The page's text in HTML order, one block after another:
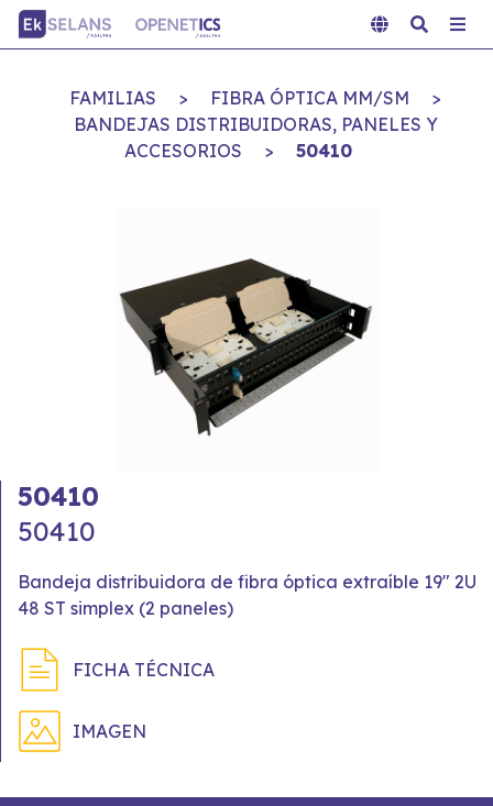
FAMILIAS > FIBRA ÓPTICA MM/SM
>
BANDEJAS DISTRIBUIDORAS, PANELES Y
ACCESORIOS
> 50410
50410
50410
Bandeja distribuidora de fibra óptica extraíble 19" 2U
48 ST simplex (2 paneles)
FICHA TÉCNICA
IMAGEN